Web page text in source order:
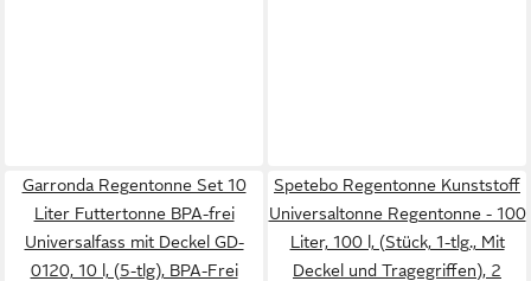
Garronda Regentonne Set 10
Liter Futtertonne BPA-frei
Universalfass mit Deckel GD-
0120, 10 l, (5-tlg), BPA-Frei
Spetebo Regentonne Kunststoff
Universaltonne Regentonne - 100
Liter, 100 l, (Stück, 1-tlg., Mit
Deckel und Tragegriffen), 2